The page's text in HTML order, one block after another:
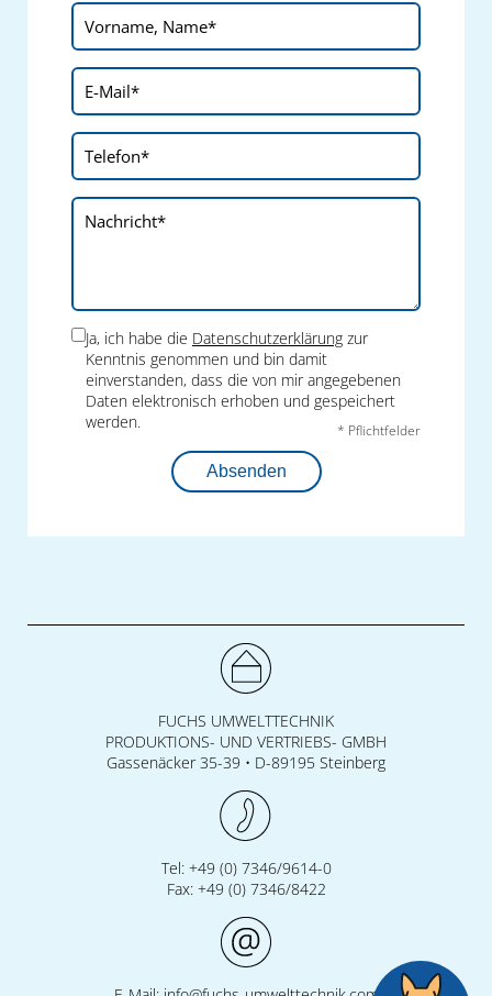
Ja, ich habe die Datenschutzerklärung zur
Kenntnis genommen und bin damit
einverstanden, dass die von mir angegebenen
Daten elektronisch erhoben und gespeichert
werden.
* Pflichtfelder
Absenden
FUCHS UMWELTTECHNIK
PRODUKTIONS- UND VERTRIEBS- GMBH
Gassenäcker 35-39 • D-89195 Steinberg
Tel: +49 (0) 7346/9614-0
Fax: +49 (0) 7346/8422